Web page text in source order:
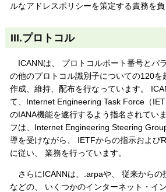
ルなアドレスポリシーを策定する責務を負
III.プロトコル
ICANNは、 プロトコルポート番号とパ
の他のプロトコル識別子についての120を
作成、維持、配布を行なっています。
て、Internet Engineering Task Force（
のIANA機能を遂行するよう指名されてい
フは、Internet Engineering Steering
導を受けながら、 IETFからの指示および
に従い、 業務を行っています。
さらにICANNは、.arpaや、 従来からの
などの、 いくつかのインターネット・イ